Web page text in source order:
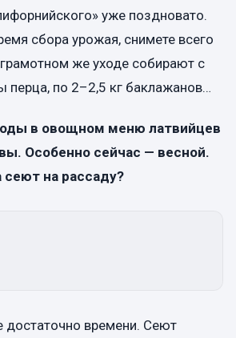
уже поздновато.
сбора урожая, снимете всего
же уходе собирают с
перца, по 2–2,5 кг баклажанов…
в овощном меню латвийцев
Особенно сейчас — весной.
сеют на рассаду?
времени. Сеют